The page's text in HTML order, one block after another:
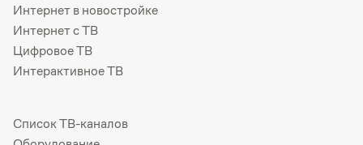
Интернет в новостройке
Интернет с ТВ
Цифровое ТВ
Интерактивное ТВ
Список ТВ-каналов